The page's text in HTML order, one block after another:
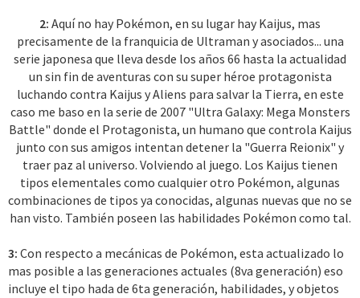
2: Aquí no hay Pokémon, en su lugar hay Kaijus, mas
precisamente de la franquicia de Ultraman y asociados... una
serie japonesa que lleva desde los años 66 hasta la actualidad
un sin fin de aventuras con su super héroe protagonista
luchando contra Kaijus y Aliens para salvar la Tierra, en este
caso me baso en la serie de 2007 "Ultra Galaxy: Mega Monsters
Battle" donde el Protagonista, un humano que controla Kaijus
junto con sus amigos intentan detener la "Guerra Reionix" y
traer paz al universo. Volviendo al juego. Los Kaijus tienen
tipos elementales como cualquier otro Pokémon, algunas
combinaciones de tipos ya conocidas, algunas nuevas que no se
han visto. También poseen las habilidades Pokémon como tal.
3: Con respecto a mecánicas de Pokémon, esta actualizado lo
mas posible a las generaciones actuales (8va generación) eso
incluye el tipo hada de 6ta generación, habilidades, y objetos